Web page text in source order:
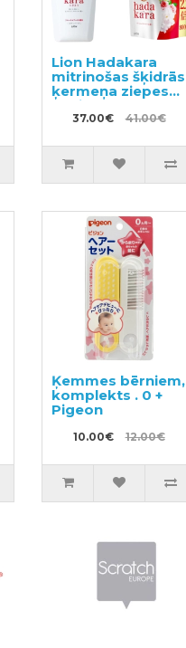
Lion Hadakara
mitrinošas šķidrās
ķermeņa ziepes
ar ziedu aromātu
500ml + pildviela
37.00€ 41.00€
Ķemmes bērniem,
komplekts . 0 +
Pigeon
10.00€ 12.00€